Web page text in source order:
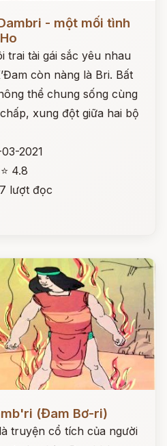
- một mối tình
trai tài gái sắc yêu nhau
còn nàng là Bri. Bất
thể chung sống cùng
xung đột giữa hai bộ
2021
⭐ 4.8
lượt đọc
(Đam Bơ-ri)
truyện cổ tích của người